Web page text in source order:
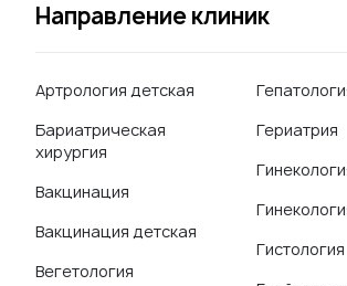
Направление клиник
Артрология детская
Бариатрическая
хирургия
Вакцинация
Вакцинация детская
Вегетология
Гериатрия
Гистология